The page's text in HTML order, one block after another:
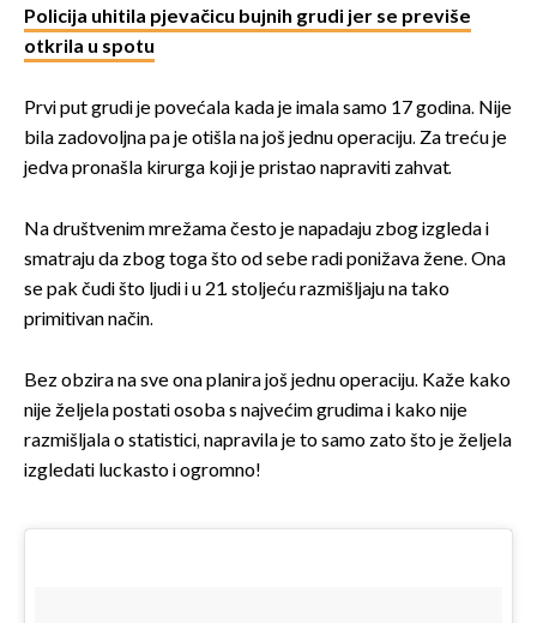
Policija uhitila pjevačicu bujnih grudi jer se previše
otkrila u spotu
Prvi put grudi je povećala kada je imala samo 17 godina. Nije
bila zadovoljna pa je otišla na još jednu operaciju. Za treću je
jedva pronašla kirurga koji je pristao napraviti zahvat.
Na društvenim mrežama često je napadaju zbog izgleda i
smatraju da zbog toga što od sebe radi ponižava žene. Ona
se pak čudi što ljudi i u 21. stoljeću razmišljaju na tako
primitivan način.
Bez obzira na sve ona planira još jednu operaciju. Kaže kako
nije željela postati osoba s najvećim grudima i kako nije
razmišljala o statistici, napravila je to samo zato što je željela
izgledati luckasto i ogromno!